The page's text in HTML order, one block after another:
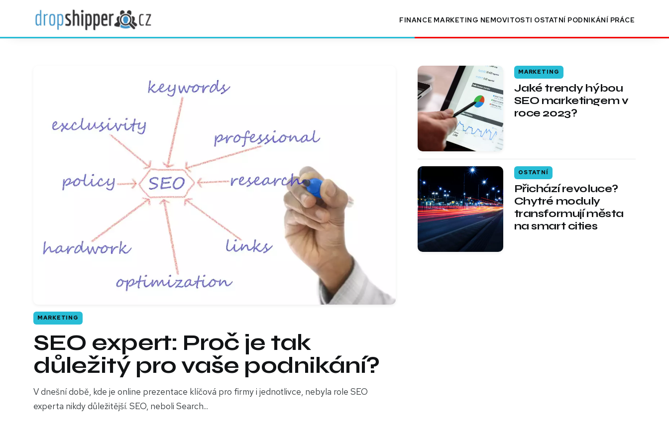
FINANCE MARKETING NEMOVITOSTI OSTATNÍ PODNIKÁNÍ PRÁCE
SEO expert: Proč je tak
důležitý pro vaše podnikání?
V dnešní době, kde je online prezentace klíčová pro firmy i jednotlivce, nebyla role SEO
experta nikdy důležitější. SEO, neboli Search...
MARKETING
Jaké trendy hýbou
SEO marketingem v
roce 2023?
MARKETING
Přichází revoluce?
Chytré moduly
transformují města
na smart cities
OSTATNÍ